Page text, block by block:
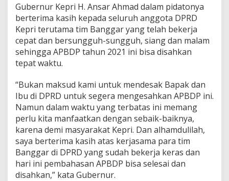
Gubernur Kepri H. Ansar Ahmad dalam pidatonya
berterima kasih kepada seluruh anggota DPRD
Kepri terutama tim Banggar yang telah bekerja
cepat dan bersungguh-sungguh, siang dan malam
sehingga APBDP tahun 2021 ini bisa disahkan
tepat waktu.
“Bukan maksud kami untuk mendesak Bapak dan
Ibu di DPRD untuk segera mengesahkan APBDP ini.
Namun dalam waktu yang terbatas ini memang
perlu kita manfaatkan dengan sebaik-baiknya,
karena demi masyarakat Kepri. Dan alhamdulilah,
saya berterima kasih atas kerjasama para tim
Banggar di DPRD yang sudah bekerja keras dan
hari ini pembahasan APBDP bisa selesai dan
disahkan,” kata Gubernur.